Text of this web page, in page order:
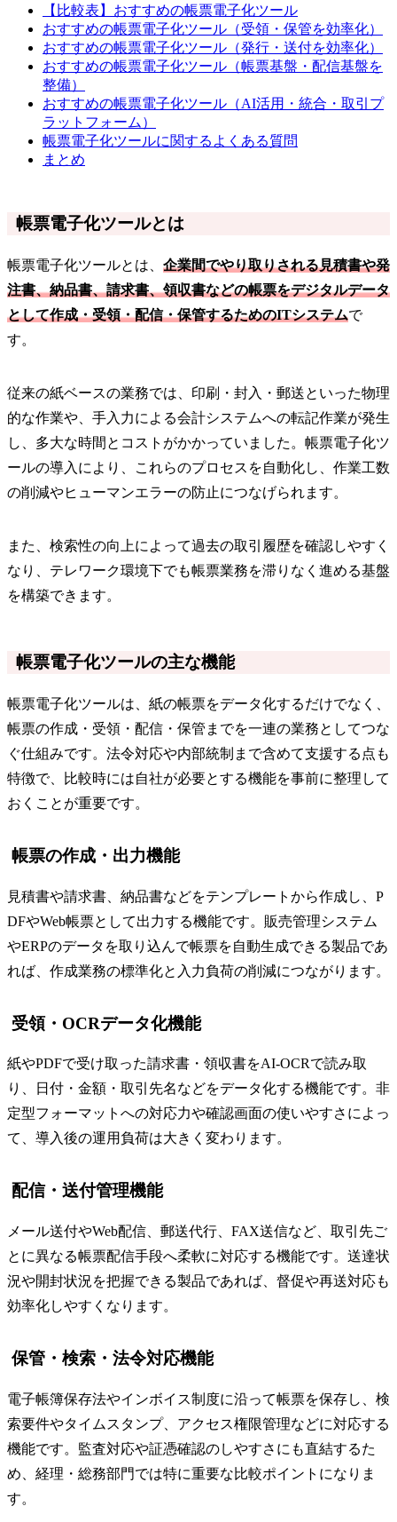
【比較表】おすすめの帳票電子化ツール
おすすめの帳票電子化ツール（受領・保管を効率化）
おすすめの帳票電子化ツール（発行・送付を効率化）
おすすめの帳票電子化ツール（帳票基盤・配信基盤を
整備）
おすすめの帳票電子化ツール（AI活用・統合・取引プ
ラットフォーム）
帳票電子化ツールに関するよくある質問
まとめ
帳票電子化ツールとは
帳票電子化ツールとは、 企業間でやり取りされる見積書や発
注書、納品書、請求書、領収書などの帳票をデジタルデータ
として作成・受領・配信・保管するためのITシステムで
す。
従来の紙ベースの業務では、印刷・封入・郵送といった物理
的な作業や、手入力による会計システムへの転記作業が発生
し、多大な時間とコストがかかっていました。帳票電子化ツ
ールの導入により、これらのプロセスを自動化し、作業工数
の削減やヒューマンエラーの防止につなげられます。
また、検索性の向上によって過去の取引履歴を確認しやすく
なり、テレワーク環境下でも帳票業務を滞りなく進める基盤
を構築できます。
帳票電子化ツールの主な機能
帳票電子化ツールは、紙の帳票をデータ化するだけでなく、
帳票の作成・受領・配信・保管までを一連の業務としてつな
ぐ仕組みです。法令対応や内部統制まで含めて支援する点も
特徴で、比較時には自社が必要とする機能を事前に整理して
おくことが重要です。
帳票の作成・出力機能
見積書や請求書、納品書などをテンプレートから作成し、P
DFやWeb帳票として出力する機能です。販売管理システム
やERPのデータを取り込んで帳票を自動生成できる製品であ
れば、作成業務の標準化と入力負荷の削減につながります。
受領・OCRデータ化機能
紙やPDFで受け取った請求書・領収書をAI-OCRで読み取
り、日付・金額・取引先名などをデータ化する機能です。非
定型フォーマットへの対応力や確認画面の使いやすさによっ
て、導入後の運用負荷は大きく変わります。
配信・送付管理機能
メール送付やWeb配信、郵送代行、FAX送信など、取引先ご
とに異なる帳票配信手段へ柔軟に対応する機能です。送達状
況や開封状況を把握できる製品であれば、督促や再送対応も
効率化しやすくなります。
保管・検索・法令対応機能
電子帳簿保存法やインボイス制度に沿って帳票を保存し、検
索要件やタイムスタンプ、アクセス権限管理などに対応する
機能です。監査対応や証憑確認のしやすさにも直結するた
め、経理・総務部門では特に重要な比較ポイントになりま
す。